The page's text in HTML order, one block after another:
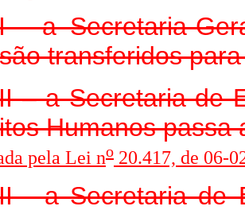
- a Secretaria-
transferidos
– a Secretaria de
Humanos passa
pela Lei no 20.417, de 06-
- a Secretaria de